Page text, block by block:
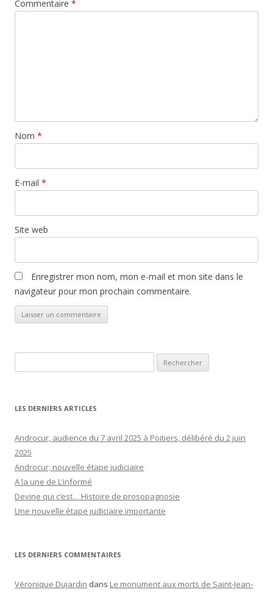
Commentaire *
Nom *
E-mail *
Site web
Enregistrer mon nom, mon e-mail et mon site dans le
navigateur pour mon prochain commentaire.
LES DERNIERS ARTICLES
Androcur, audience du 7 avril 2025 à Poitiers, délibéré du 2 juin
2025
Androcur, nouvelle étape judiciaire
A la une de L’informé
Devine qui c’est… Histoire de prosopagnosie
Une nouvelle étape judiciaire importante
LES DERNIERS COMMENTAIRES
Véronique Dujardin dans Le monument aux morts de Saint-Jean-